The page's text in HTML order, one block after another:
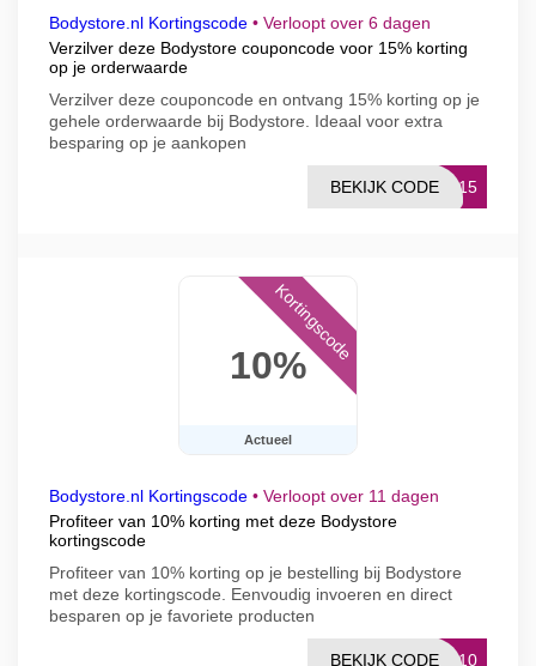
Bodystore.nl Kortingscode • Verloopt over 6 dagen
Verzilver deze Bodystore couponcode voor 15% korting
op je orderwaarde
Verzilver deze couponcode en ontvang 15% korting op je
gehele orderwaarde bij Bodystore. Ideaal voor extra
besparing op je aankopen
DY15
BEKIJK CODE
10%
Actueel
Kortingscode
Bodystore.nl Kortingscode • Verloopt over 11 dagen
Profiteer van 10% korting met deze Bodystore
kortingscode
Profiteer van 10% korting op je bestelling bij Bodystore
met deze kortingscode. Eenvoudig invoeren en direct
besparen op je favoriete producten
DY10
BEKIJK CODE